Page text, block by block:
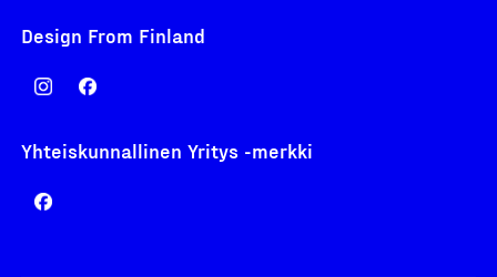
Design From Finland
Yhteiskunnallinen Yritys -merkki